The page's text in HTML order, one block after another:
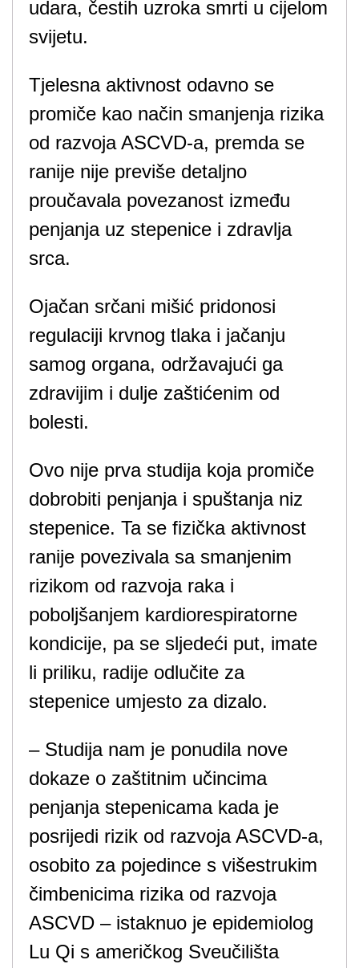
udara, čestih uzroka smrti u cijelom
svijetu.
Tjelesna aktivnost odavno se
promiče kao način smanjenja rizika
od razvoja ASCVD-a, premda se
ranije nije previše detaljno
proučavala povezanost između
penjanja uz stepenice i zdravlja
srca.
Ojačan srčani mišić pridonosi
regulaciji krvnog tlaka i jačanju
samog organa, održavajući ga
zdravijim i dulje zaštićenim od
bolesti.
Ovo nije prva studija koja promiče
dobrobiti penjanja i spuštanja niz
stepenice. Ta se fizička aktivnost
ranije povezivala sa smanjenim
rizikom od razvoja raka i
poboljšanjem kardiorespiratorne
kondicije, pa se sljedeći put, imate
li priliku, radije odlučite za
stepenice umjesto za dizalo.
– Studija nam je ponudila nove
dokaze o zaštitnim učincima
penjanja stepenicama kada je
posrijedi rizik od razvoja ASCVD-a,
osobito za pojedince s višestrukim
čimbenicima rizika od razvoja
ASCVD – istaknuo je epidemiolog
Lu Qi s američkog Sveučilišta